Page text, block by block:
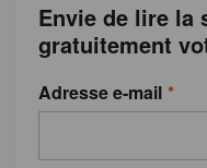
Envie de lire la
gratuitement
Adresse e-mail